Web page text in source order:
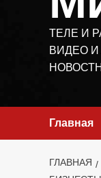
ТЕЛЕ И
ВИДЕО
Главная
ГЛАВНАЯ